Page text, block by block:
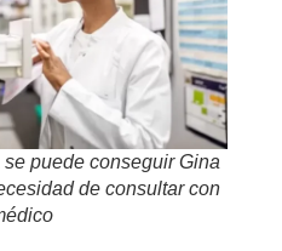
puede conseguir Gina
de consultar con